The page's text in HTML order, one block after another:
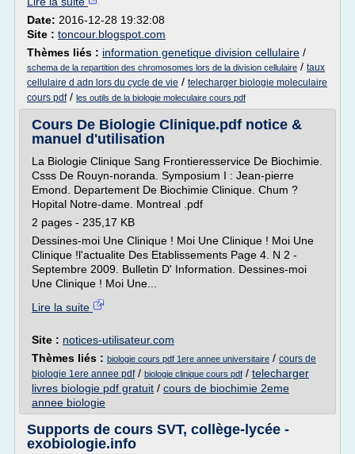
Date: 2016-12-28 19:32:08
Site : toncour.blogspot.com
Thèmes liés : information genetique division cellulaire /
schema de la repartition des chromosomes lors de la division cellulaire / taux
cellulaire d adn lors du cycle de vie / telecharger biologie moleculaire
cours pdf/ les outils de la biologie moleculaire cours pdf
Cours De Biologie Clinique.pdf notice &
manuel d'utilisation
La Biologie Clinique Sang Frontieresservice De Biochimie.
Csss De Rouyn-noranda. Symposium I : Jean-pierre
Emond. Departement De Biochimie Clinique. Chum ?
Hopital Notre-dame. Montreal .pdf
2 pages - 235,17 KB
Dessines-moi Une Clinique ! Moi Une Clinique ! Moi Une
Clinique !l'actualite Des Etablissements Page 4. N 2 -
Septembre 2009. Bulletin D' Information. Dessines-moi
Une Clinique ! Moi Une...
Lire la suite
Site : notices-utilisateur.com
Thèmes liés : biologie cours pdf 1ere annee universitaire / cours de
biologie 1ere annee pdf/ biologie clinique cours pdf / telecharger
livres biologie pdf gratuit / cours de biochimie 2eme
annee biologie
Supports de cours SVT, collège-lycée -
exobiologie.info